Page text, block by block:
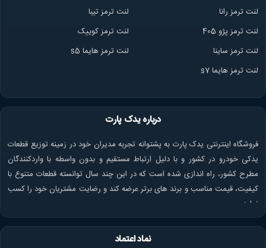
لنت ترمز رانا
لنت ترمز تیبا
لنت ترمز پژو 405
لنت ترمز کوییک
لنت ترمز ساینا
لنت ترمز هایما s5
لنت ترمز هایما s7
درباره یدک پارت
فروشگاه اینترنتی یدک پارت به پشتوانه تجربه مدیران خود در زمینه توزیع قطعات
یدکی خودرو در کشور و با دلیل ارتباط مستقیم و بدون واسطه با واردکنندگان
مطرح کشور، راه اندازی شده است که در این چند سال توانسته قطعات متنوع با
کیفیت، قیمت مناسب و برند های برتر عرضه کند و رضایت مشتریان خود را کسب
نماید.
نماد اعتماد